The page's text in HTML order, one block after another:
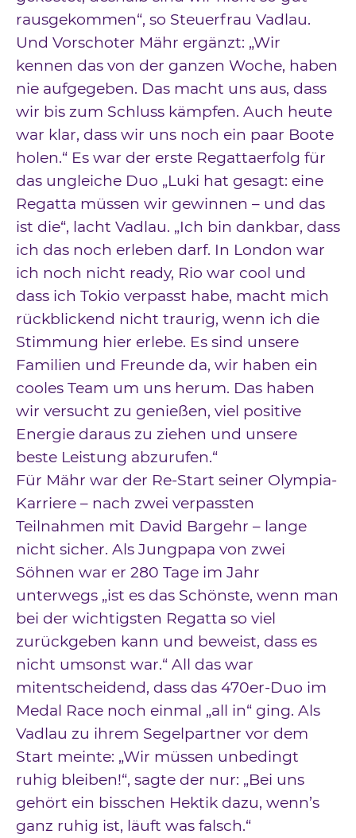
rausgekommen“, so Steuerfrau Vadlau.
Und Vorschoter Mähr ergänzt: „Wir
kennen das von der ganzen Woche, haben
nie aufgegeben. Das macht uns aus, dass
wir bis zum Schluss kämpfen. Auch heute
war klar, dass wir uns noch ein paar Boote
holen.“ Es war der erste Regattaerfolg für
das ungleiche Duo „Luki hat gesagt: eine
Regatta müssen wir gewinnen – und das
ist die“, lacht Vadlau. „Ich bin dankbar, dass
ich das noch erleben darf. In London war
ich noch nicht ready, Rio war cool und
dass ich Tokio verpasst habe, macht mich
rückblickend nicht traurig, wenn ich die
Stimmung hier erlebe. Es sind unsere
Familien und Freunde da, wir haben ein
cooles Team um uns herum. Das haben
wir versucht zu genießen, viel positive
Energie daraus zu ziehen und unsere
beste Leistung abzurufen.“
Für Mähr war der Re-Start seiner Olympia-
Karriere – nach zwei verpassten
Teilnahmen mit David Bargehr – lange
nicht sicher. Als Jungpapa von zwei
Söhnen war er 280 Tage im Jahr
unterwegs „ist es das Schönste, wenn man
bei der wichtigsten Regatta so viel
zurückgeben kann und beweist, dass es
nicht umsonst war.“ All das war
mitentscheidend, dass das 470er-Duo im
Medal Race noch einmal „all in“ ging. Als
Vadlau zu ihrem Segelpartner vor dem
Start meinte: „Wir müssen unbedingt
ruhig bleiben!“, sagte der nur: „Bei uns
gehört ein bisschen Hektik dazu, wenn’s
ganz ruhig ist, läuft was falsch.“